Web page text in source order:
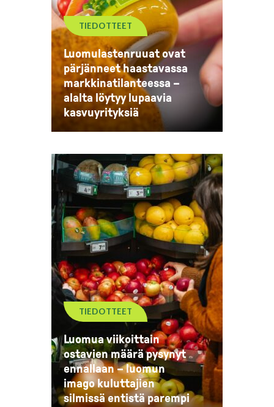
TIEDOTTEET
Luomulastenruuat ovat
pärjänneet haastavassa
markkinatilanteessa –
alalta löytyy lupaavia
kasvuyrityksiä
TIEDOTTEET
Luomua viikoittain
ostavien määrä pysynyt
ennallaan – luomun
imago kuluttajien
silmissä entistä parempi